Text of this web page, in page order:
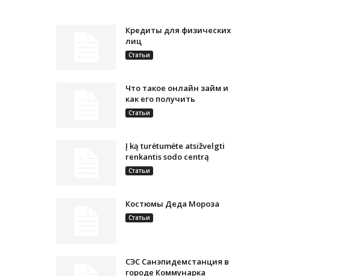
Кредиты для физических
лиц
Статьи
Что такое онлайн займ и
как его получить
Статьи
Į ką turėtumėte atsižvelgti
renkantis sodo centrą
Статьи
Костюмы Деда Мороза
Статьи
СЭС Санэпидемстанция в
городе Коммунарка